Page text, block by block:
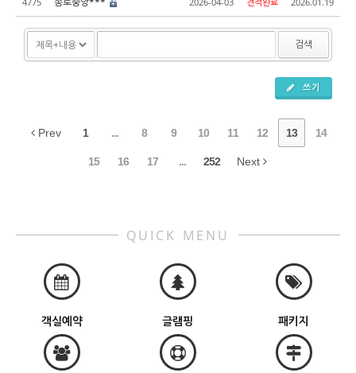
검색
쓰기
Prev 1 ... 8 9 10 11 12 13 14
15 16 17 ... 252 Next
QUICK MENU
객실예약 글램핑 패키지